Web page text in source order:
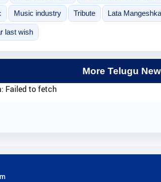
Music industry Tribute Lata
last wish
More Telugu
Failed to fetch